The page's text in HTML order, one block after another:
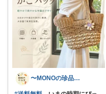
〜MONOの珍品堂〜